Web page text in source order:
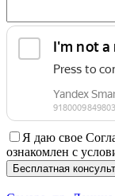
Я даю свое
ознакомлен с